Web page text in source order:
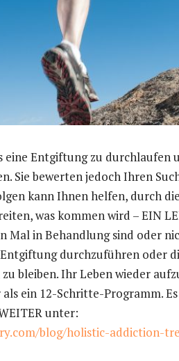
eine Entgiftung zu durchlaufen
Sie bewerten jedoch Ihren
kann Ihnen helfen, durch
was kommen wird – EIN
Mal in Behandlung sind oder
durchzuführen oder
bleiben. Ihr Leben wieder
ein 12-Schritte-Programm.
unter:
blog/holistic-addiction-